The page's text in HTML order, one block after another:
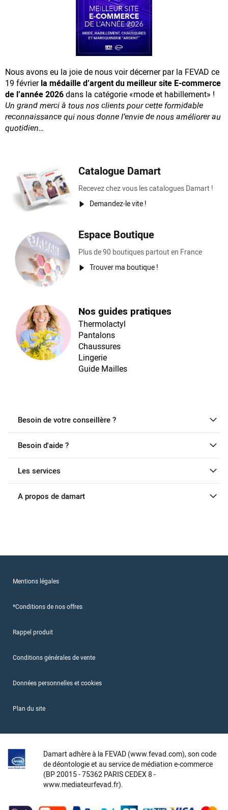
Nous avons eu la joie de nous voir décerner par la FEVAD ce
19 févrierla médaille d’argent du meilleur site E-commerce
de l’année 2026dans la catégorie «mode et habillement» !
Un grand merci à tous nos clients pour cette formidable
reconnaissancequi nous donne l’envie de nous améliorer au
quotidien…
Catalogue Damart
Recevez chez vous les catalogues Damart !
Demandez-le vite !
Espace Boutique
Plus de 90 boutiques partout en France
Trouver ma boutique !
Nos guides pratiques
Thermolactyl
Pantalons
Chaussures
Lingerie
Guide Mailles
Besoin de votre conseillère ?
Besoin d'aide ?
Les services
A propos de damart
Mentions légales
*Conditions de nos offres
Rappel produit
Conditions générales de vente
Données personnelles et cookies
Plan du site
Damart adhère à la FEVAD (www.fevad.com), son code
de déontologie et au service de médiation e-commerce
(BP 20015 - 75362 PARIS CEDEX 8 -
www.mediateurfevad.fr).